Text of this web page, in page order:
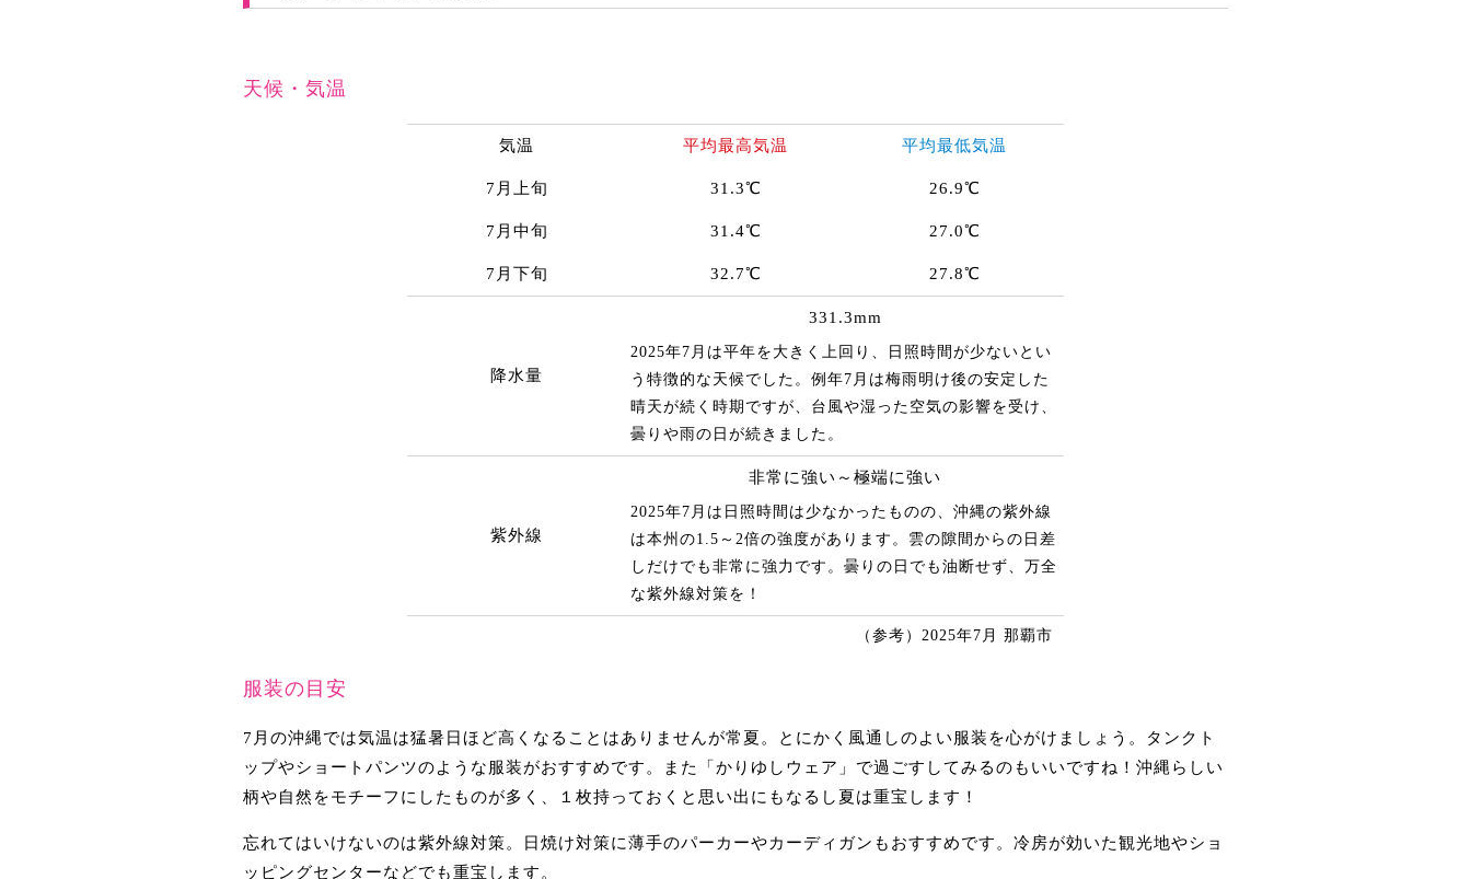
天候・気温
気温 平均最高気温 平均最低気温
7月上旬 31.3℃ 26.9℃
7月中旬 31.4℃ 27.0℃
7月下旬 32.7℃ 27.8℃
降水量
331.3mm
2025年7月は平年を大きく上回り、日照時間が少ないとい
う特徴的な天候でした。例年7月は梅雨明け後の安定した
晴天が続く時期ですが、台風や湿った空気の影響を受け、
曇りや雨の日が続きました。
紫外線
非常に強い～極端に強い
2025年7月は日照時間は少なかったものの、沖縄の紫外線
は本州の1.5～2倍の強度があります。雲の隙間からの日差
しだけでも非常に強力です。曇りの日でも油断せず、万全
な紫外線対策を！
（参考）2025年7月 那覇市
服装の目安
7月の沖縄では気温は猛暑日ほど高くなることはありませんが常夏。とにかく風通しのよい服装を心がけましょう。タンクト
ップやショートパンツのような服装がおすすめです。また「かりゆしウェア」で過ごすしてみるのもいいですね！沖縄らしい
柄や自然をモチーフにしたものが多く、１枚持っておくと思い出にもなるし夏は重宝します！
忘れてはいけないのは紫外線対策。日焼け対策に薄手のパーカーやカーディガンもおすすめです。冷房が効いた観光地やショ
ッピングセンターなどでも重宝します。